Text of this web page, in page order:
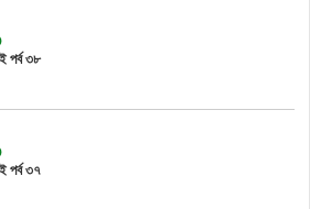
পর্ব ৩৮
পর্ব ৩৭